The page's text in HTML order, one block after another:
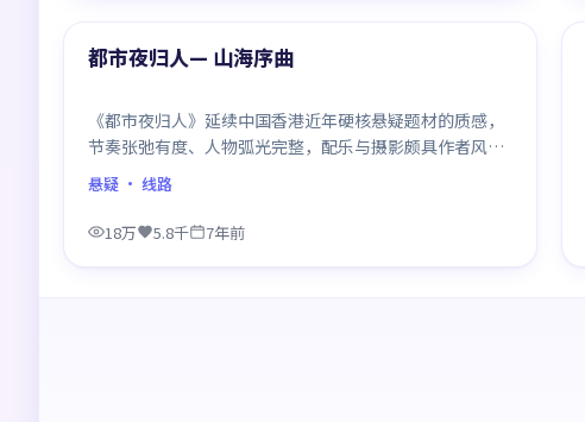
热门
都市夜归人— 山海序曲
《都市夜归人》延续中国香港近年硬核悬疑题材的质感，
节奏张弛有度、人物弧光完整，配乐与摄影颇具作者风
格，是一部值得逐帧细看的诚意之作。
悬疑 · 线路
18万 5.8千 7年前